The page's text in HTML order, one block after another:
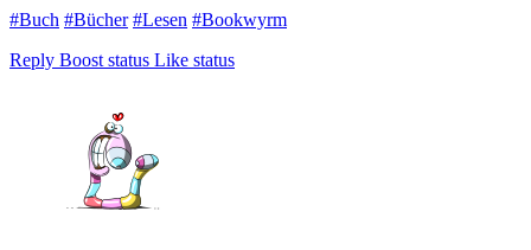
#Buch #Bücher #Lesen #Bookwyrm
Reply Boost status Like status